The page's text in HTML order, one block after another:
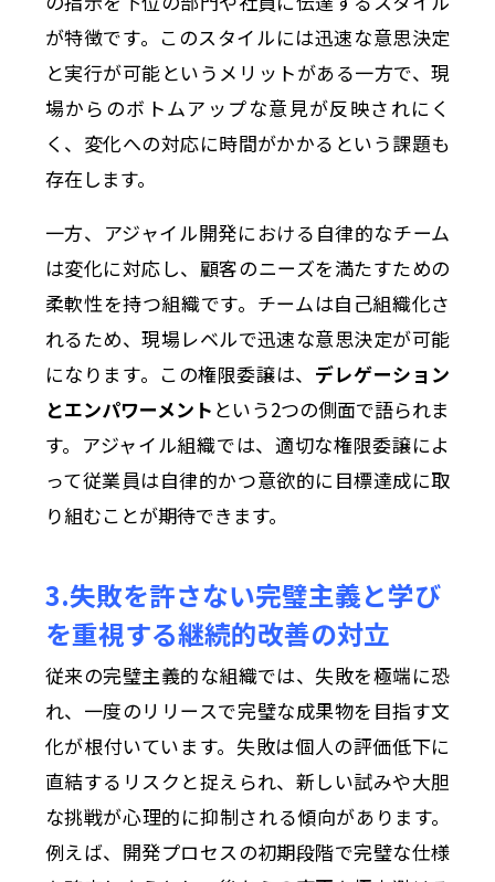
が特徴です。このスタイルには迅速な意思決定
と実行が可能というメリットがある一方で、現
場からのボトムアップな意見が反映されにく
く、変化への対応に時間がかかるという課題も
存在します。
一方、アジャイル開発における自律的なチーム
は変化に対応し、顧客のニーズを満たすための
柔軟性を持つ組織です。チームは自己組織化さ
れるため、現場レベルで迅速な意思決定が可能
になります。この権限委譲は、 デレゲーション
とエンパワーメント という2つの側面で語られま
す。アジャイル組織では、適切な権限委譲によ
って従業員は自律的かつ意欲的に目標達成に取
り組むことが期待できます。
3.失敗を許さない完璧主義と学び
を重視する継続的改善の対立
従来の完璧主義的な組織では、失敗を極端に恐
れ、一度のリリースで完璧な成果物を目指す文
化が根付いています。失敗は個人の評価低下に
直結するリスクと捉えられ、新しい試みや大胆
な挑戦が心理的に抑制される傾向があります。
例えば、開発プロセスの初期段階で完璧な仕様